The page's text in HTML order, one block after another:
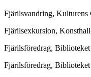
Fjärilsvandring, Kulturens
Fjärilsexkursion,
Fjärilsföredrag,
Fjärilsföredrag,